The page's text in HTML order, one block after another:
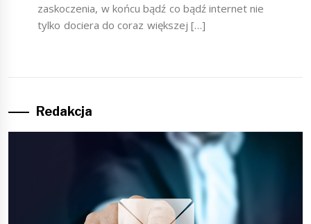
zaskoczenia, w końcu bądź co bądź internet nie
tylko dociera do coraz większej […]
Redakcja